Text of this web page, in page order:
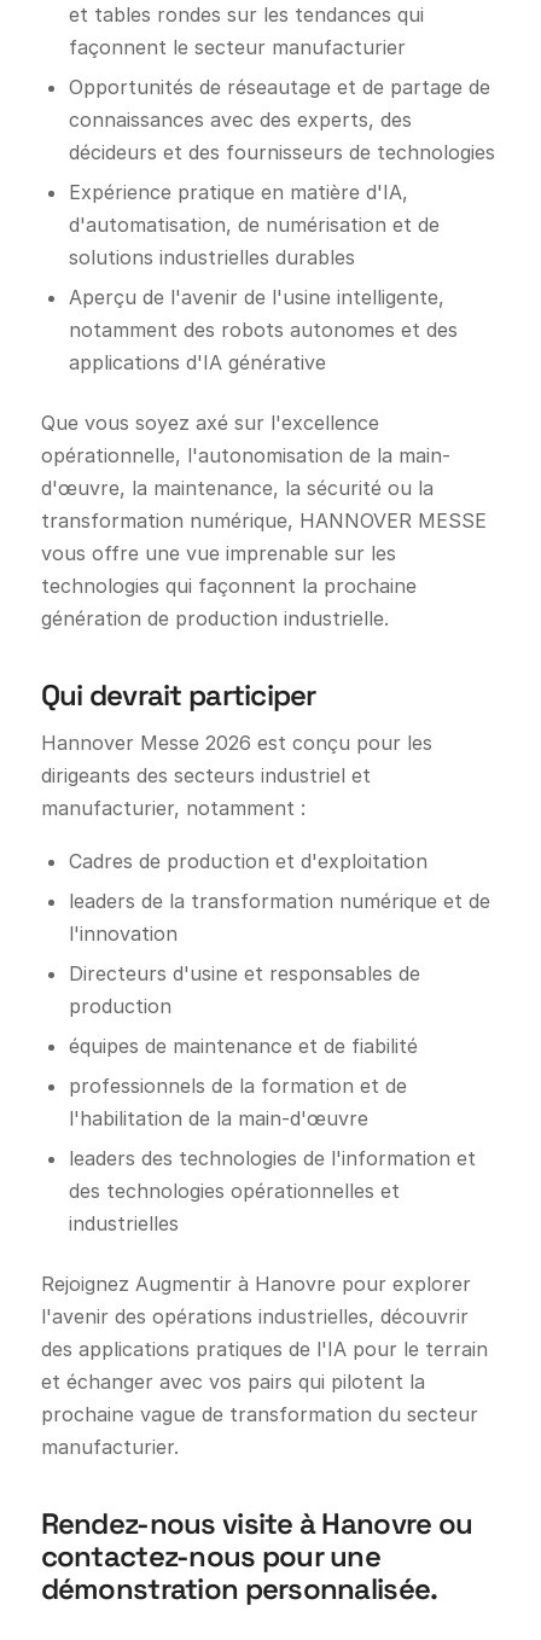
et tables rondes sur les tendances qui
façonnent le secteur manufacturier
Opportunités de réseautage et de partage de
connaissances avec des experts, des
décideurs et des fournisseurs de technologies
Expérience pratique en matière d'IA,
d'automatisation, de numérisation et de
solutions industrielles durables
Aperçu de l'avenir de l'usine intelligente,
notamment des robots autonomes et des
applications d'IA générative
Que vous soyez axé sur l'excellence
opérationnelle, l'autonomisation de la main-
d'œuvre, la maintenance, la sécurité ou la
transformation numérique, HANNOVER MESSE
vous offre une vue imprenable sur les
technologies qui façonnent la prochaine
génération de production industrielle.
Qui devrait participer
Hannover Messe 2026 est conçu pour les
dirigeants des secteurs industriel et
manufacturier, notamment :
Cadres de production et d'exploitation
leaders de la transformation numérique et de
l'innovation
Directeurs d'usine et responsables de
production
équipes de maintenance et de fiabilité
professionnels de la formation et de
l'habilitation de la main-d'œuvre
leaders des technologies de l'information et
des technologies opérationnelles et
industrielles
Rejoignez Augmentir à Hanovre pour explorer
l'avenir des opérations industrielles, découvrir
des applications pratiques de l'IA pour le terrain
et échanger avec vos pairs qui pilotent la
prochaine vague de transformation du secteur
manufacturier.
Rendez-nous visite à Hanovre ou
contactez-nous pour une
démonstration personnalisée.